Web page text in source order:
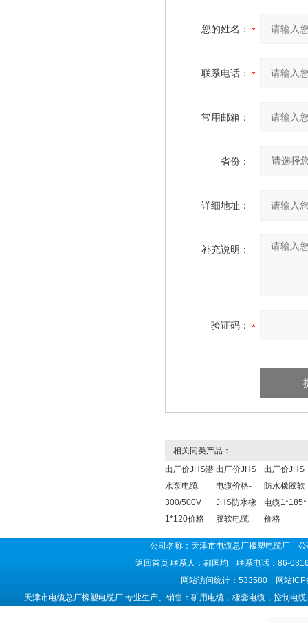
您的姓名：
联系电话：
常用邮箱：
省份：
详细地址：
补充说明：
验证码：
相关同类产品：
出厂价JHS潜
水泵电缆
300/500V
1*120价格
出厂价JHS
电缆价格-
JHS防水橡
胶软电缆
出厂价JHS
防水橡胶软
电缆1*185*
价格
公司名称：天津市电缆总厂橡塑电缆厂
返回首页联系人：郝国均 联系电话：86-
网站访问统计：533580 网站ICP
天津市电缆总厂橡塑电缆厂 专业生产、销售：矿用电缆，橡套电缆，控制电